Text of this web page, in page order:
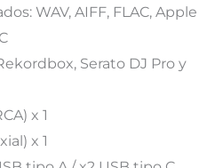
WAV, AIFF, FLAC, Apple
Serato DJ Pro y
x 1
x 1